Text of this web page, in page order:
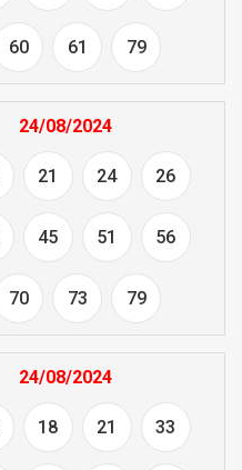
60 61 79
24/08/2024
21 24 26
45 51 56
70 73 79
24/08/2024
18 21 33